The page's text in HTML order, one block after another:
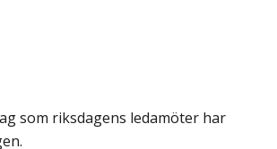
som riksdagens ledamöter har